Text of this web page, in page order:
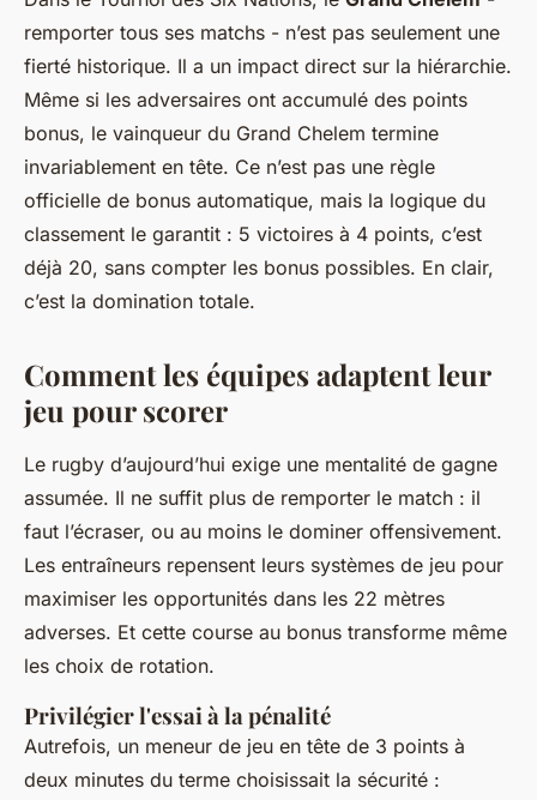
remporter tous ses matchs - n’est pas seulement une
fierté historique. Il a un impact direct sur la hiérarchie.
Même si les adversaires ont accumulé des points
bonus, le vainqueur du Grand Chelem termine
invariablement en tête. Ce n’est pas une règle
officielle de bonus automatique, mais la logique du
classement le garantit : 5 victoires à 4 points, c’est
déjà 20, sans compter les bonus possibles. En clair,
c’est la domination totale.
Comment les équipes adaptent leur
jeu pour scorer
Le rugby d’aujourd’hui exige une mentalité de gagne
assumée. Il ne suffit plus de remporter le match : il
faut l’écraser, ou au moins le dominer offensivement.
Les entraîneurs repensent leurs systèmes de jeu pour
maximiser les opportunités dans les 22 mètres
adverses. Et cette course au bonus transforme même
les choix de rotation.
Privilégier l'essai à la pénalité
Autrefois, un meneur de jeu en tête de 3 points à
deux minutes du terme choisissait la sécurité :